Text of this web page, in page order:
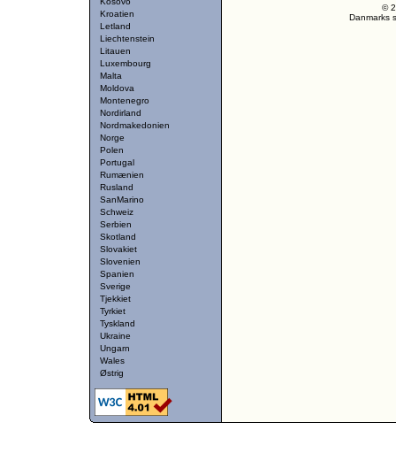
Kroatien
Letland
Liechtenstein
Litauen
Luxembourg
Malta
Moldova
Montenegro
Nordirland
Nordmakedonien
Norge
Polen
Portugal
Rumænien
Rusland
SanMarino
Schweiz
Serbien
Skotland
Slovakiet
Slovenien
Spanien
Sverige
Tjekkiet
Tyrkiet
Tyskland
Ukraine
Ungarn
Wales
Østrig
©
Danmarks